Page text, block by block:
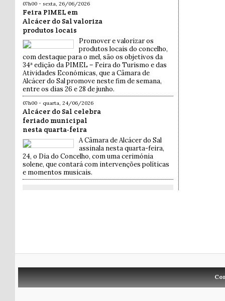
07h00 - sexta, 26/06/2026
Feira PIMEL em
Alcácer do Sal valoriza
produtos locais
Promover e valorizar os
produtos locais do concelho,
com destaque para o mel, são os objetivos da
34ª edição da PIMEL – Feira do Turismo e das
Atividades Económicas, que a Câmara de
Alcácer do Sal promove neste fim de semana,
entre os dias 26 e 28 de junho.
07h00 - quarta, 24/06/2026
Alcácer do Sal celebra
feriado municipal
nesta quarta-feira
A Câmara de Alcácer do Sal
assinala nesta quarta-feira,
24, o Dia do Concelho, com uma cerimónia
solene, que contará com intervenções políticas
e momentos musicais.